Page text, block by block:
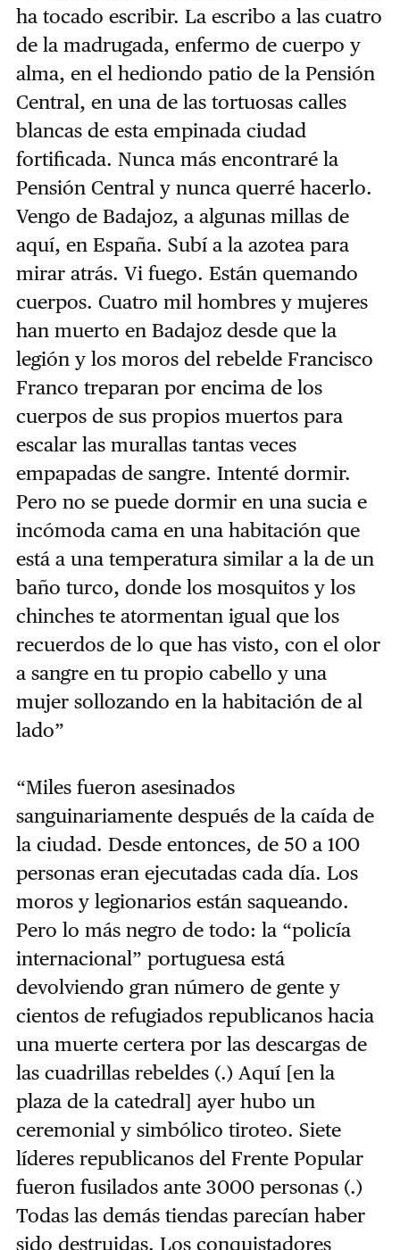
ha tocado escribir. La escribo a las cuatro
de la madrugada, enfermo de cuerpo y
alma, en el hediondo patio de la Pensión
Central, en una de las tortuosas calles
blancas de esta empinada ciudad
fortificada. Nunca más encontraré la
Pensión Central y nunca querré hacerlo.
Vengo de Badajoz, a algunas millas de
aquí, en España. Subí a la azotea para
mirar atrás. Vi fuego. Están quemando
cuerpos. Cuatro mil hombres y mujeres
han muerto en Badajoz desde que la
legión y los moros del rebelde Francisco
Franco treparan por encima de los
cuerpos de sus propios muertos para
escalar las murallas tantas veces
empapadas de sangre. Intenté dormir.
Pero no se puede dormir en una sucia e
incómoda cama en una habitación que
está a una temperatura similar a la de un
baño turco, donde los mosquitos y los
chinches te atormentan igual que los
recuerdos de lo que has visto, con el olor
a sangre en tu propio cabello y una
mujer sollozando en la habitación de al
lado”
“Miles fueron asesinados
sanguinariamente después de la caída de
la ciudad. Desde entonces, de 50 a 100
personas eran ejecutadas cada día. Los
moros y legionarios están saqueando.
Pero lo más negro de todo: la “policía
internacional” portuguesa está
devolviendo gran número de gente y
cientos de refugiados republicanos hacia
una muerte certera por las descargas de
las cuadrillas rebeldes (.) Aquí [en la
plaza de la catedral] ayer hubo un
ceremonial y simbólico tiroteo. Siete
líderes republicanos del Frente Popular
fueron fusilados ante 3000 personas (.)
Todas las demás tiendas parecían haber
sido destruidas. Los conquistadores